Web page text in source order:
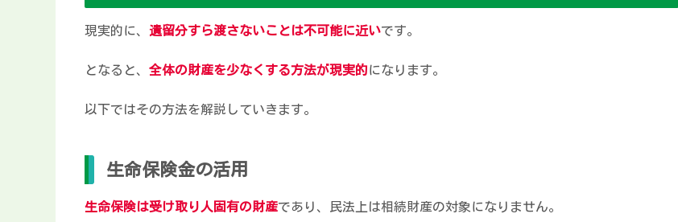
現実的に、 遺留分すら渡さないことは不可能に近いです。
となると、 全体の財産を少なくする方法が現実的になります。
以下ではその方法を解説していきます。
生命保険金の活用
生命保険は受け取り人固有の財産であり、民法上は相続財産の対象になりません。